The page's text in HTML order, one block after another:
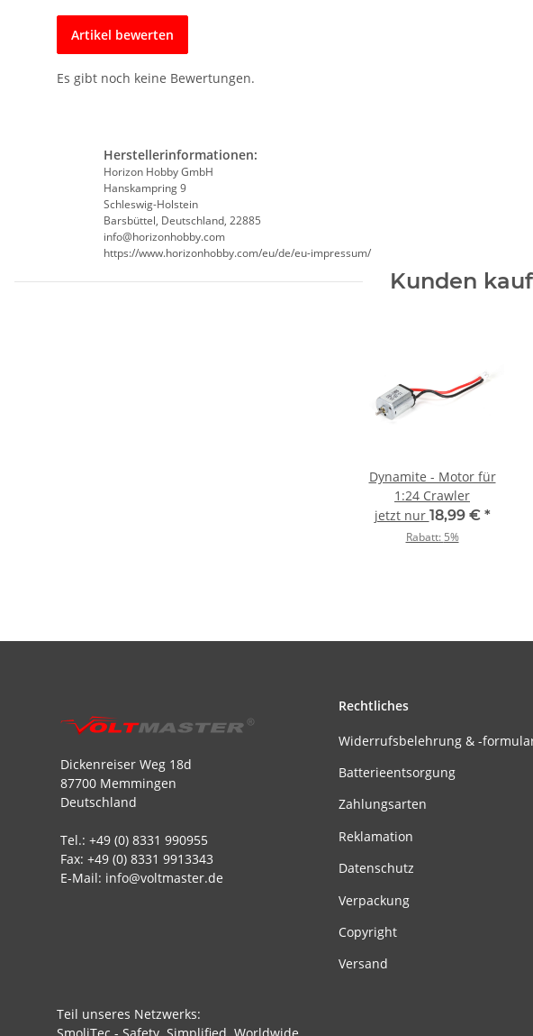
Artikel bewerten
Es gibt noch keine Bewertungen.
Herstellerinformationen:
Horizon Hobby GmbH
Hanskampring 9
Schleswig-Holstein
Barsbüttel, Deutschland, 22885
info@horizonhobby.com
https://www.horizonhobby.com/eu/de/eu-impressum/
Kunden
Dynamite - Motor für
1:24 Crawler
jetzt nur 18,99 € *
Rabatt: 5%
Dickenreiser Weg 18d
87700 Memmingen
Deutschland
Tel.: +49 (0) 8331 990955
Fax: +49 (0) 8331 9913343
E-Mail: info@voltmaster.de
Rechtliches
Widerrufsbelehrung & -
Batterieentsorgung
Zahlungsarten
Reklamation
Datenschutz
Verpackung
Copyright
Versand
Teil unseres Netzwerks: